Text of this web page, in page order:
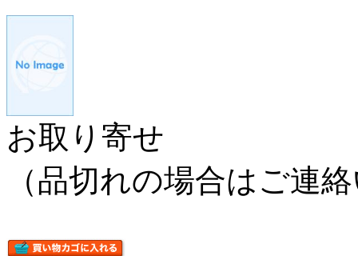
お取り寄せ
（品切れの場合はご連